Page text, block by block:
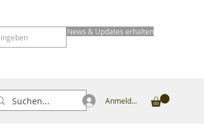
News & Updates erhalten
Anmelden